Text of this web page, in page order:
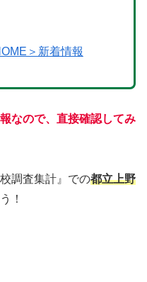
＞新着情報
なので、直接確認してみ
調査集計』での都立上野
！